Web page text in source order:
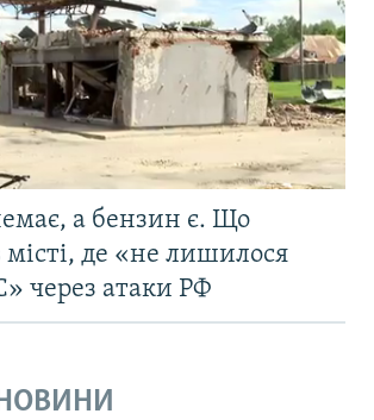
а бензин є. Що
місті, де «не лишилося
через атаки РФ